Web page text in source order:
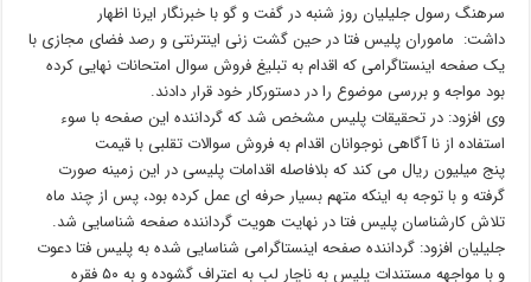
سرهنگ رسول جلیلیان روز شنبه در گفت و گو با خبرنگار ایرنا اظهار
داشت: ماموران پلیس فتا در حین گشت زنی اینترنتی و رصد فضای مجازی با
یک صفحه اینستاگرامی که اقدام به تبلیغ فروش سوال امتحانات نهایی کرده
بود مواجه و بررسی موضوع را در دستورکار خود قرار دادند.
وی افزود: در تحقیقات پلیس مشخص شد که گرداننده این صفحه با سوء
استفاده از نا آگاهی نوجوانان اقدام به فروش سوالات تقلبی با قیمت
پنج میلیون ریال می کند که بلافاصله اقدامات پلیسی در این زمینه صورت
گرفته و با توجه به اینکه متهم بسیار حرفه ای عمل کرده بود، پس از چند ماه
تلاش کارشناسان پلیس فتا در نهایت هویت گرداننده صفحه شناسایی شد.
جلیلیان افزود: گرداننده صفحه اینستاگرامی شناسایی شده به پلیس فتا دعوت
و با مواجهه مستندات پلیس به ناچار لب به اعتراف گشوده و به ۵۰ فقره